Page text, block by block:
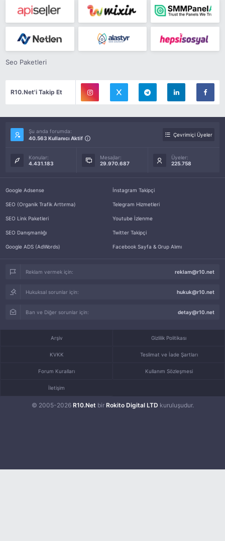
Seo Paketleri
R10.Net'i Takip Et
Şu anda forumda:
40.563 Kullanıcı Aktif
Çevrimiçi Üyeler
Konular:
4.431.183
Mesajlar:
29.970.687
Üyeler:
225.758
Google Adsense
SEO (Organik Trafik Arttırma)
SEO Link Paketleri
SEO Danışmanlığı
Google ADS (AdWords)
İnstagram Takipçi
Telegram Hizmetleri
Youtube İzlenme
Twitter Takipçi
Facebook Sayfa & Grup Alımı
Reklam vermek için: reklam@r10.net
Hukuksal sorunlar için: hukuk@r10.net
Ban ve Diğer sorunlar için: detay@r10.net
© 2005-2026 R10.Net bir Rokito Digital LTD kuruluşudur.
Arşiv Gizlilik Politikası
KVKK Teslimat ve İade Şartları
Forum Kuralları Kullanım Sözleşmesi
İletişim